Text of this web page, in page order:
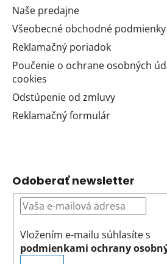
Naše predajne
Všeobecné obchodné podmienky
Reklamačný poriadok
Poučenie o ochrane osobných
cookies
Odstúpenie od zmluvy
Reklamačný formulár
Odoberať newsletter
Vložením e-mailu súhlasíte s
podmienkami ochrany